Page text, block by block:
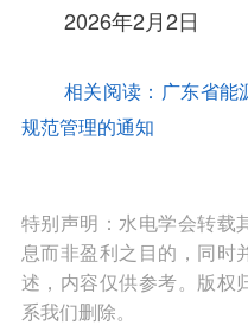
2026年2月2日
相关阅读：广东省能
规范管理的通知
特别声明：水电学会转载
息而非盈利之目的，同时
述，内容仅供参考。版权
系我们删除。